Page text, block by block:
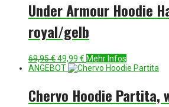
Under Armour Hoodie
royal/gelb
69,95€Ursprünglicher
Preis
49,99 € Aktueller
Preis
Mehr Infos
ANGEBOT
Chervo Hoodie Partita,